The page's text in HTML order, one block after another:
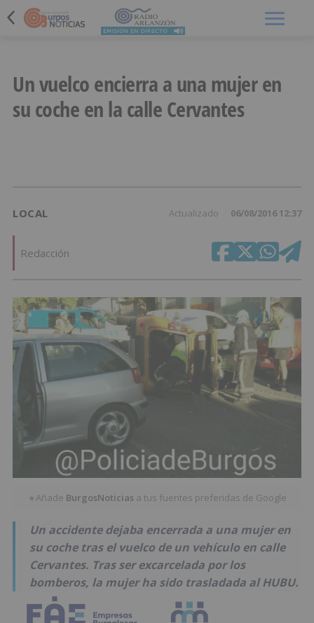
Un vuelco encierra a una mujer en
su coche en la calle Cervantes
LOCAL Actualizado 06/08/2016 12:37
Redacción
★Añade BurgosNoticias a tus fuentes preferidas de Google
Un accidente dejaba encerrada a una mujer en
su coche tras el vuelco de un vehículo en calle
Cervantes. Tras ser excarcelada por los
bomberos, la mujer ha sido trasladada al HUBU.